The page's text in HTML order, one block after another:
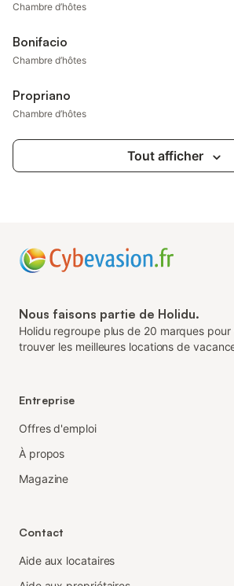
Chambre d’hôtes
Bonifacio
Chambre d’hôtes
Propriano
Chambre d’hôtes
Tout afficher
Nous faisons partie de Holidu.
Holidu regroupe plus de 20 marques pour
trouver les meilleures locations de
Entreprise
Offres d'emploi
À propos
Magazine
Contact
Aide aux locataires